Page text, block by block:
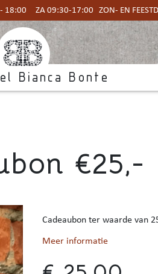
ZA 09:30-17:00 ZON- EN
Bianca Bonte
€25,-
Cadeaubon ter waarde van
Meer informatie